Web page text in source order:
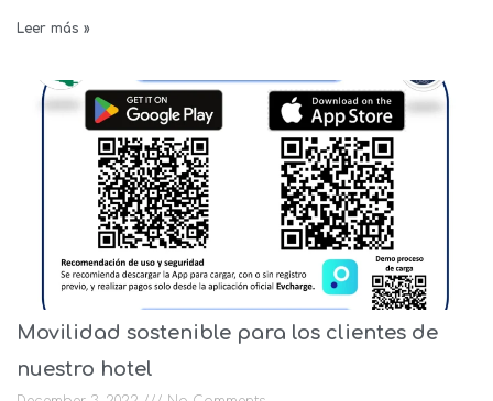
Leer más »
Movilidad sostenible para los clientes de
nuestro hotel